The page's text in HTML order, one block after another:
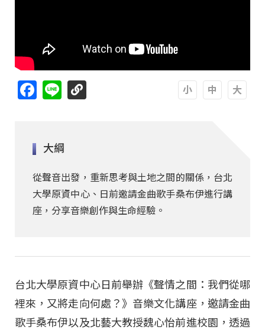
Facebook
Line
大綱
從聲音出發，重新思考與土地之間的關係，台北
大學原資中心、日前邀請金曲歌手桑布伊進行講
座，分享音樂創作與生命經驗。
台北大學原資中心日前舉辦《聲情之間：我們從哪
裡來，又將走向何處？》音樂文化講座，邀請金曲
歌手桑布伊以及北藝大教授魏心怡前進校園，透過